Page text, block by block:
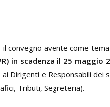
, il convegno avente come
in scadenza il 25 maggio
ai Dirigenti e Responsabili
Tributi, Segreteria).